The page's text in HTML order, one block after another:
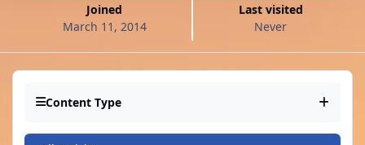
Joined
March 11, 2014
Last visited
Never
Content Type